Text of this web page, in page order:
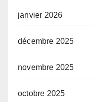
janvier 2026
décembre 2025
novembre 2025
octobre 2025